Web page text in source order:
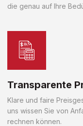
die genau auf Ihre
Transparente
Klare und faire
uns wissen Sie von
rechnen können.